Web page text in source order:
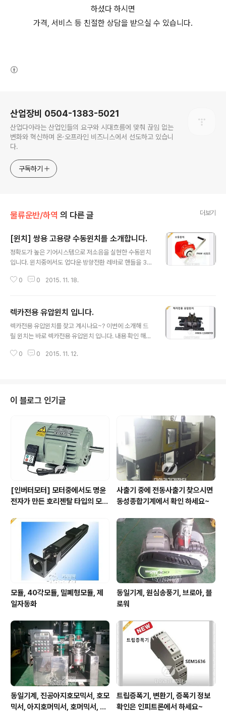
하셨다 하시면
가격, 서비스 등 친절한 상담을 받으실 수 있습니다.
산업장비 0504-1383-5021
산업다아라는 산업인들의 요구와 시대흐름에 맞춰 끊임 없는
변화와 혁신하며 온·오프라인 비즈니스에서 선도하고 있습니
다.
구독하기
물류운반/하역 의 다른 글 더보기
[윈치] 쌍용 고용량 수동윈치를 소개합니다.
정확도가 높은 기어시스템으로 저소음을 실현한 수동윈치
입니다. 윈치중에서도 업다운 방향전환 레바로 핸들을 36
다. 드럼이 큰 장점으로 중공업용이나 선박용으로도 많이
아라기계장터에서 오라테크 제품을 쉽게 찾아 보시려면 윈
치를 클릭 하시면 보다 상세한 제품정보를 확인 하실 수 있
습니다. 자 그럼 다아라기계장터에 등록된 오라테크의 제
라기계장터(http://daara.co.kr)에 등록된 제품이며, 온
0 0 2015. 11. 18.
렉카전용 유압윈치 입니다.
렉카전용 유압윈치를 찾고 계시나요~? 이번에 소개해 드
릴 윈치는 바로 렉카전용 유압윈치 입니다. 내용 확인 해보
찾아 보시려면 윈치를 클릭 하시면 보다 상세한 제품정보
된 제품이며, 온라인 산업 B2B 1위 마켓플레이스 다아라
기계장터의 추천 회원사 제품정보입니다. 지금 보신 유압
윈치에 대한 사양이나 치수를 알고 싶으시면 아래 배너를
클릭 하시면 확인 하실 수 있습니다. 그냥 딱 보시고 확인
하세요~ 오라테크는 각종 물류운반기계 등을 공급 하고 있
습니다. 회사명: 오라테크 판매..
0 0 2015. 11. 12.
이 블로그 인기글
[인버터모터] 모터중에서도 명윤
전자가 만든 호리젠탈 타입의 모터
사출기 중에 전동사출기 찾으시면
동성종합기계에서 확인 하세요~
모듈, 40각모듈, 밀폐형모듈, 제
일자동화
동일기계, 원심송풍기, 브로아, 블
로워
동일기계, 진공아지호모믹서, 호모
믹서, 아지호머믹서, 호머믹서, 유
트립증폭기, 변환기, 증폭기 정보
확인은 인피트론에서 하세요~